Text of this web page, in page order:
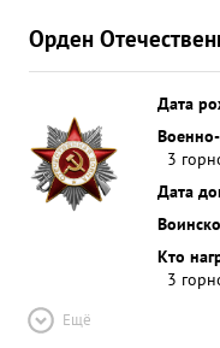
Орден
Дата
3
Дата
Кто
3
Ещё